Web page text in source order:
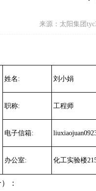
来源：太阳集团
姓名: 刘小娟
职称: 工程师
电子信箱:
办公室: 化工实验楼
：